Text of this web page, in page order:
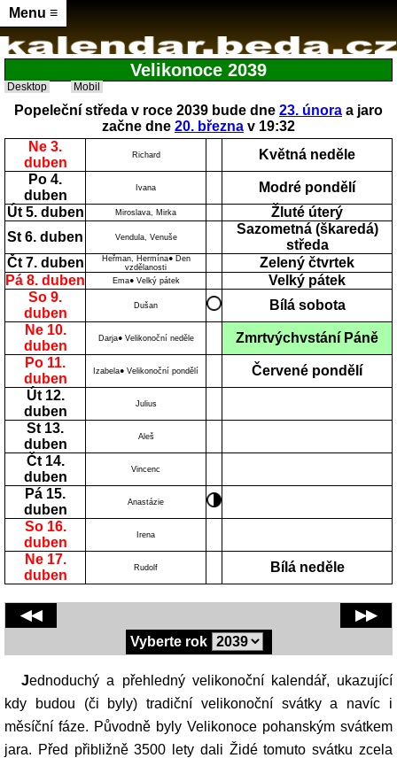
Menu ≡
Velikonoce 2039
Desktop Mobil
Popeleční středa v roce 2039 bude dne 23. února a jaro
začne dne 20. března v 19:32
Ne 3.
duben
Richard
Květná neděle
Po 4.
duben
Ivana
Modré pondělí
Út 5. duben
Miroslava, Mirka
Žluté úterý
St 6. duben
Vendula, Venuše
Sazometná (škaredá)
středa
Čt 7. duben
Heřman, Hermína● Den
vzdělanosti
Zelený čtvrtek
Pá 8. duben
Ema● Velký pátek
Velký pátek
So 9.
duben
Dušan
Bílá sobota
Ne 10.
duben
Darja● Velikonoční neděle
Zmrtvýchvstání Páně
Po 11.
duben
Izabela● Velikonoční pondělí
Červené pondělí
Út 12.
duben
Julius
St 13.
duben
Aleš
Čt 14.
duben
Vincenc
Pá 15.
duben
Anastázie
So 16.
duben
Irena
Ne 17.
duben
Rudolf Bílá neděle
Vyberte rok
◀◀ ▶▶
Jednoduchý a přehledný velikonoční kalendář, ukazující
kdy budou (či byly) tradiční velikonoční svátky a navíc i
měsíční fáze. Původně byly Velikonoce pohanským svátkem
jara. Před přibližně 3500 lety dali Židé tomuto svátku zcela